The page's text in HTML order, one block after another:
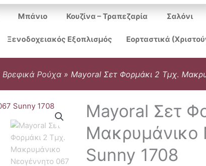
Μπάνιο Κουζίνα – Τραπεζαρία Σαλόνι
Ξενοδοχειακός Εξοπλισμός Εορταστικά
Βρεφικά Ρούχα » Mayoral Σετ Φορμάκι 2 Τμχ.
Mayoral Σετ
Μακρυμάνικο
Sunny 1708